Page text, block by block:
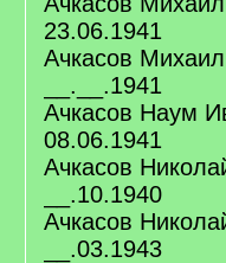
23.06.1941
Ачкасов
__.__.1941
Ачкасов Наум
08.06.1941
Ачкасов
__.10.1940
Ачкасов
__.03.1943